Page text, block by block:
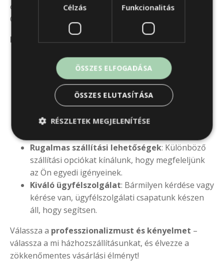
otthonába, amelyet szakszerűen össze is szerelnek
Önnek, gyári garanciával.
Miért válasszon minket?
Gyors és pontos szállítás: Tudjuk, hogy az Ön
ideje értékes, ezért garantáljuk, hogy a
megrendeléseit a lehető leggyorsabban és
legpontosabban szállítjuk ki.
Szakértő csomagolás: Termékeinket gondosan
csomagoljuk, hogy biztosítsuk azok épségét és
Rugalmas szállítási lehetőségek: Különböző
szállítási opciókat kínálunk, hogy megfeleljünk
az Ön egyedi igényeinek.
Kiváló ügyfélszolgálat: Bármilyen kérdése vagy
kérése van, ügyfélszolgálati csapatunk készen
áll, hogy segítsen.
Válassza a professzionalizmust és kényelmet –
válassza a mi házhozszállításunkat, és élvezze a
zökkenőmentes vásárlási élményt!
Célzás Funkcionalitás
ÖSSZES ELFOGADÁSA
ÖSSZES ELUTASÍTÁSA
RÉSZLETEK MEGJELENÍTÉSE